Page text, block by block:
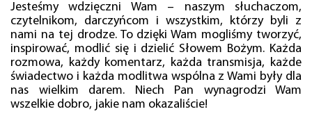
Jesteśmy wdzięczni Wam – naszym słuchaczom,
czytelnikom, darczyńcom i wszystkim, którzy byli z
nami na tej drodze. To dzięki Wam mogliśmy tworzyć,
inspirować, modlić się i dzielić Słowem Bożym. Każda
rozmowa, każdy komentarz, każda transmisja, każde
świadectwo i każda modlitwa wspólna z Wami były dla
nas wielkim darem. Niech Pan wynagrodzi Wam
wszelkie dobro, jakie nam okazaliście!